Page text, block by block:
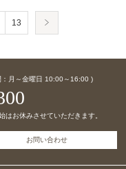
13
：月～金曜日 10:00～16:00 )
はお休みさせていただきます。
お問い合わせ